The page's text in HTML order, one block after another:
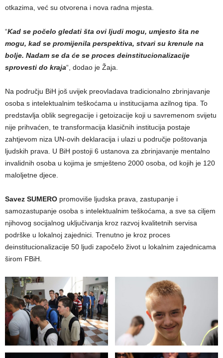
otkazima, već su otvorena i nova radna mjesta.
“Kad se počelo gledati šta ovi ljudi mogu, umjesto šta ne
mogu, kad se promijenila perspektiva, stvari su krenule na
bolje. Nadam se da će se proces deinstitucionalizacije
sprovesti do kraja“, dodao je Žaja.
Na području BiH još uvijek preovladava tradicionalno zbrinjavanje
osoba s intelektualnim teškoćama u institucijama azilnog tipa. To
predstavlja oblik segregacije i getoizacije koji u savremenom svijetu
nije prihvaćen, te transformacija klasičnih institucija postaje
zahtjevom niza UN-ovih deklaracija i ulazi u područje poštovanja
ljudskih prava. U BiH postoji 6 ustanova za zbrinjavanje mentalno
invalidnih osoba u kojima je smješteno 2000 osoba, od kojih je 120
maloljetne djece.
Savez SUMERO promoviše ljudska prava, zastupanje i
samozastupanje osoba s intelektualnim teškoćama, a sve sa ciljem
njihovog socijalnog uključivanja kroz razvoj kvalitetnih servisa
podrške u lokalnoj zajednici. Trenutno je kroz proces
deinstitucionalizacije 50 ljudi započelo život u lokalnim zajednicama
širom FBiH.